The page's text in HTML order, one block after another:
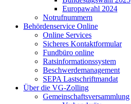
Europawahl 2024
Notrufnummern
Behördenservice Online
Online Services
Sicheres Kontaktformular
Fundbüro online
Ratsinformationssystem
Beschwerdemanagement
SEPA Lastschriftmandat
Über die VG-Zolling
Gemeinschaftsversammlung